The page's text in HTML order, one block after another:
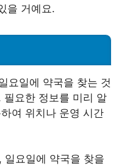
을 거예요.
요일에 약국을 찾는 것
필요한 정보를 미리 알
여 위치나 운영 시간
, 일요일에 약국을 찾을